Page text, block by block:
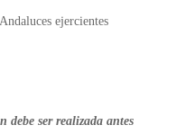
ejercientes
debe ser realizada antes